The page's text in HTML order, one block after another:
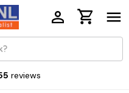
reviews